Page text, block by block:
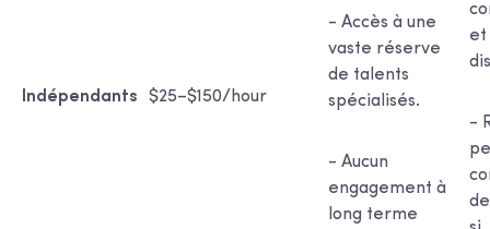
Indépendants $25–$150/hour
- Accès à une
vaste réserve
de talents
spécialisés.
- Aucun
engagement à
long terme
et
-